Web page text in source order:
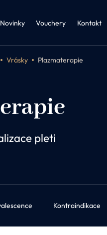
Novinky Vouchery Kontakt
FAQ
Vrásky Plazmaterapie
pleti
Kontraindikace